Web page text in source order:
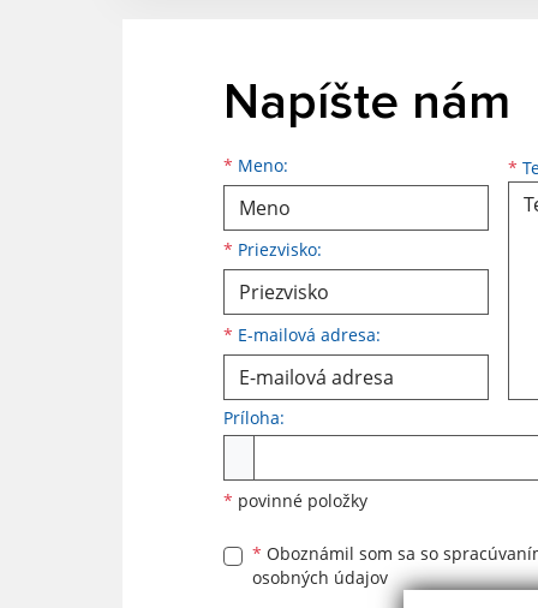
Napíšte nám
* Meno:
Meno
* Priezvisko:
Priezvisko
* E-mailová adresa:
E-mailová adresa *
Príloha:
* povinné položky
* Oboznámil som sa so
osobných údajov